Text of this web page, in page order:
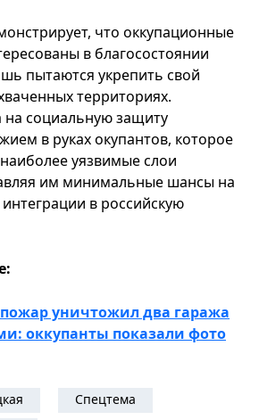
что оккупационные
в благосостоянии
пытаются укрепить свой
территориях.
социальную защиту
в руках окупантов, которое
уязвимые слои
им минимальные шансы на
в российскую
уничтожил два гаража
оккупанты показали фото
Спецтема